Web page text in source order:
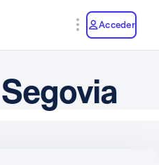
Acceder